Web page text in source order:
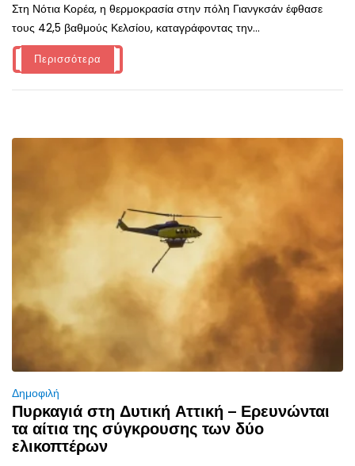
Στη Νότια Κορέα, η θερμοκρασία στην πόλη Γιανγκσάν έφθασε
τους 42,5 βαθμούς Κελσίου, καταγράφοντας την...
Περισσότερα
Δημοφιλή
Πυρκαγιά στη Δυτική Αττική – Ερευνώνται
τα αίτια της σύγκρουσης των δύο
ελικοπτέρων